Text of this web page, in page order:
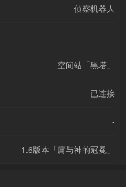
侦察机器人
-
空间站「黑塔」
已连接
-
1.6版本「庸与神的冠冕」